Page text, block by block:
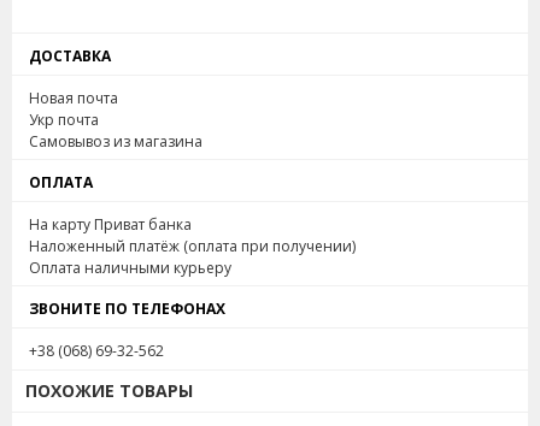
ДОСТАВКА
Новая почта
Укр почта
Самовывоз из магазина
ОПЛАТА
На карту Приват банка
Наложенный платёж (оплата при получении)
Оплата наличными курьеру
ЗВОНИТЕ ПО ТЕЛЕФОНАХ
+38 (068) 69-32-562
ПОХОЖИЕ ТОВАРЫ
разглаживает морщины, защищает от негативного
воздействия окружающей среды, питет и тонизирует
кожу.
Экстракт листьев ройбуш
уменьшает негативное последствия УФ-излучения,
замедляет процесс деградации коллагена и
эластина.
Золото 24К- эффективно борется с морщинками и
первыми признаками старения кожи, возвращает ей
подтяжке кожи лица и шеи. Не вызывает
раздражения.